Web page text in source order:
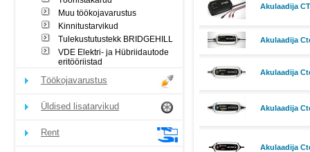
Muu töökojavarustus
Kinnitustarvikud
Tulekustutustekk BRIDGEHILL
VDE Elektri- ja Hübriidautode
eritööriistad
Töökojavarustus
Üldised lisatarvikud
Rent
Akulaadija
Akulaadija
Akulaadija
Akulaadija
Akulaadija